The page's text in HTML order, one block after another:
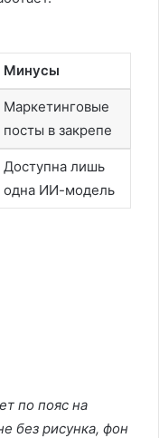
Минусы
Маркетинговые
посты в закрепе
Доступна лишь
одна ИИ-модель
по пояс на
без рисунка, фон